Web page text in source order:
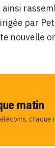
par
nouvelle
matin
chaque